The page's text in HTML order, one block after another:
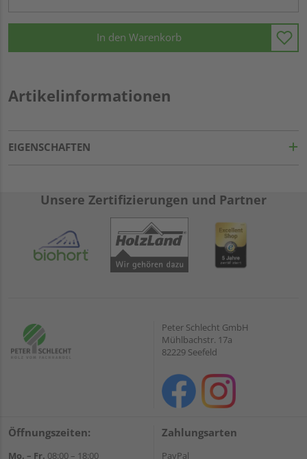
In den Warenkorb
Artikelinformationen
EIGENSCHAFTEN
Unsere Zertifizierungen und Partner
Peter Schlecht GmbH
Mühlbachstr. 17a
82229 Seefeld
Öffnungszeiten:
Mo. – Fr. 08:00 – 18:00
Zahlungsarten
PayPal